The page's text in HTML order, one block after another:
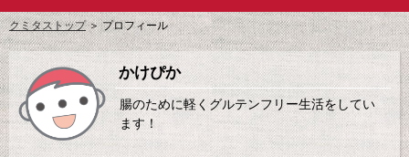
クミタストップ＞ プロフィール
かけぴか
腸のために軽くグルテンフリー生活をしてい
ます！